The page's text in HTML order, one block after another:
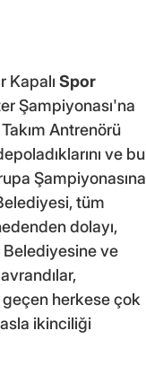
Kapalı Spor
Şampiyonası'na
Antrenörü
ve bu
Şampiyonasına
tüm
dolayı,
Belediyesine ve
geçen herkese çok
ikinciliği